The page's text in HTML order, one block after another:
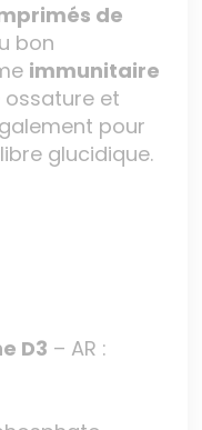
de
bon
immunitaire
ossature et
pour
glucidique.
D3 – AR :